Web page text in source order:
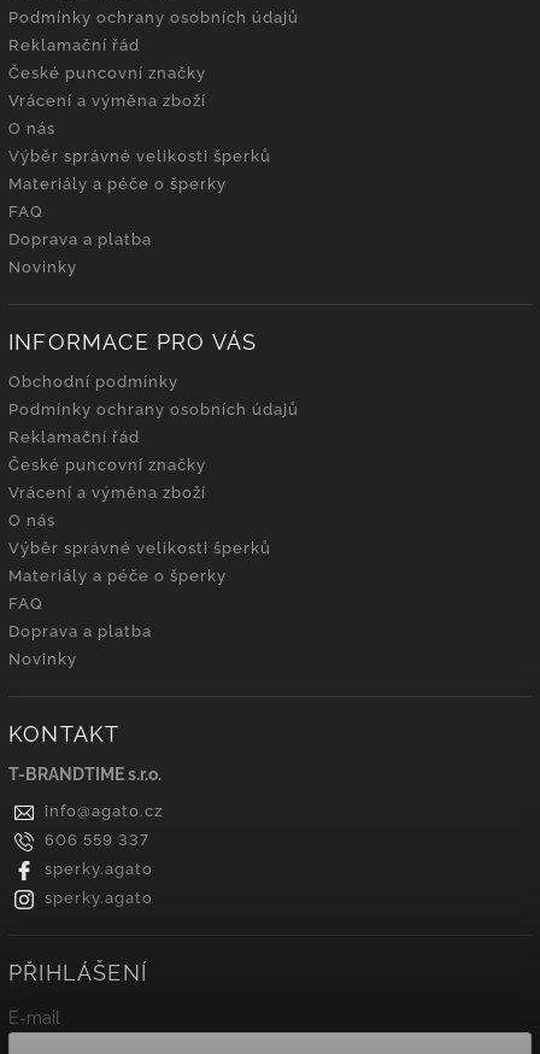
Podmínky ochrany osobních údajů
Reklamační řád
České puncovní značky
Vrácení a výměna zboží
O nás
Výběr správné velikosti šperků
Materiály a péče o šperky
FAQ
Doprava a platba
Novinky
INFORMACE PRO VÁS
Obchodní podmínky
Podmínky ochrany osobních údajů
Reklamační řád
České puncovní značky
Vrácení a výměna zboží
O nás
Výběr správné velikosti šperků
Materiály a péče o šperky
FAQ
Doprava a platba
Novinky
KONTAKT
T-BRANDTIME s.r.o.
info@agato.cz
606 559 337
sperky.agato
sperky.agato
PŘIHLÁŠENÍ
E-mail